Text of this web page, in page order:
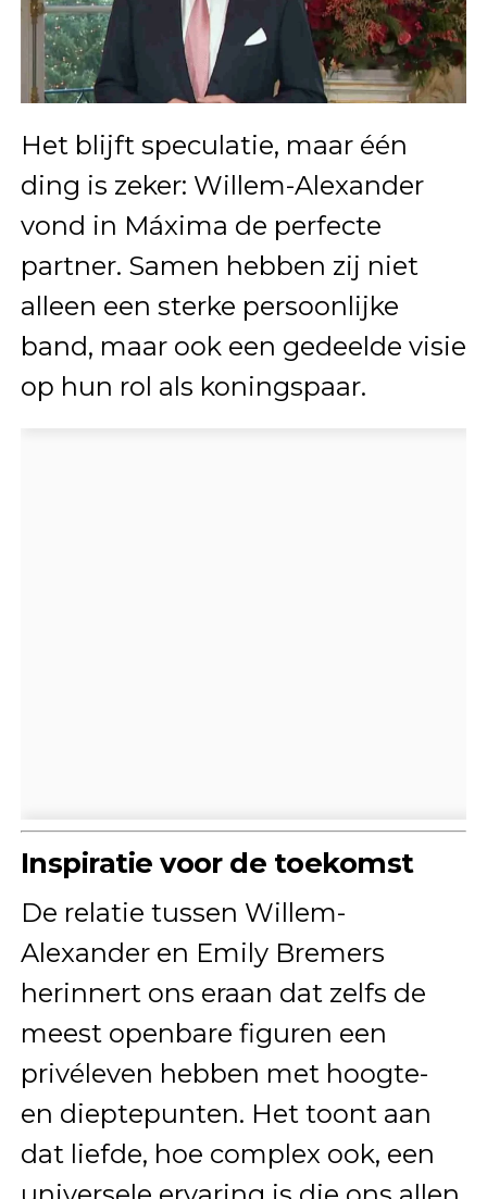
Het blijft speculatie, maar één
ding is zeker: Willem-Alexander
vond in Máxima de perfecte
partner. Samen hebben zij niet
alleen een sterke persoonlijke
band, maar ook een gedeelde visie
op hun rol als koningspaar.
Inspiratie voor de toekomst
De relatie tussen Willem-
Alexander en Emily Bremers
herinnert ons eraan dat zelfs de
meest openbare figuren een
privéleven hebben met hoogte-
en dieptepunten. Het toont aan
dat liefde, hoe complex ook, een